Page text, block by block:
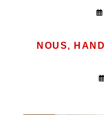
NOUS,